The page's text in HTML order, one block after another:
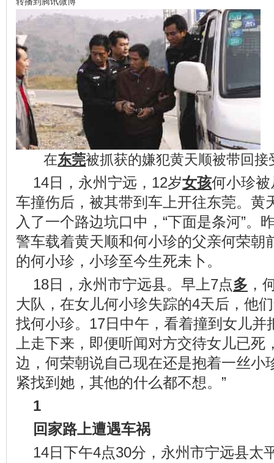
在东莞被抓获的嫌犯黄天顺被带回
14日，永州宁远，12岁女孩何小珍
车撞伤后，被其带到车上开往东莞。黄
入了一个路边坑口中，“下面是条河”。
警车载着黄天顺和何小珍的父亲何荣朝
的何小珍，小珍至今生死未卜。
18日，永州市宁远县。早上7点多 ，
大队，在女儿何小珍失踪的4天后，他
找何小珍。17日中午，看着撞到女儿并
上走下来，即便听闻对方交待女儿已死
边，何荣朝说自己现在还是抱着一丝小
紧找到她，其他的什么都不想。”
1
回家路上遭遇车祸
14日下午4点30分，永州市宁远县太